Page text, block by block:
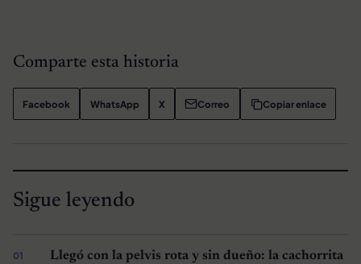
Comparte esta historia
Facebook WhatsApp X Correo Copiar enlace
Sigue leyendo
Llegó con la pelvis rota y sin dueño: la cachorrita